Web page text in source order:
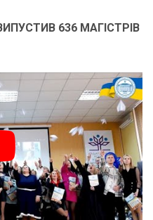
636 МАГІСТРІВ